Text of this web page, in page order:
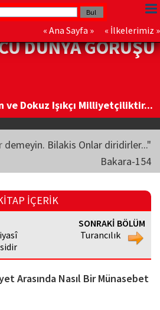
« Ana Sayfa » « İlkelerimiz »
DÜNYA GÖRÜŞÜ
ve Dokuz Işıkçı Milliyetçiliktir...
demeyin. Bilakis Onlar diridirler..."
Bakara-154
İÇERİK
SONRAKİ BÖLÜM
Turancılık
Arasında Nasıl Bir Münasebet